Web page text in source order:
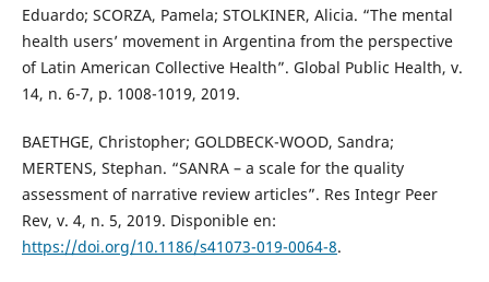
Eduardo; SCORZA, Pamela; STOLKINER, Alicia. “The mental
health users’ movement in Argentina from the perspective
of Latin American Collective Health”. Global Public Health, v.
14, n. 6-7, p. 1008-1019, 2019.
BAETHGE, Christopher; GOLDBECK-WOOD, Sandra;
MERTENS, Stephan. “SANRA – a scale for the quality
assessment of narrative review articles”. Res Integr Peer
Rev, v. 4, n. 5, 2019. Disponible en:
https://doi.org/10.1186/s41073-019-0064-8.